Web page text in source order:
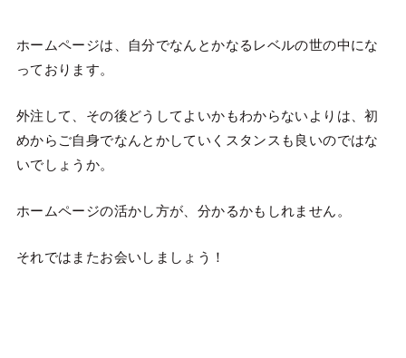
ホームページは、自分でなんとかなるレベルの世の中にな
っております。
外注して、その後どうしてよいかもわからないよりは、初
めからご自身でなんとかしていくスタンスも良いのではな
いでしょうか。
ホームページの活かし方が、分かるかもしれません。
それではまたお会いしましょう！